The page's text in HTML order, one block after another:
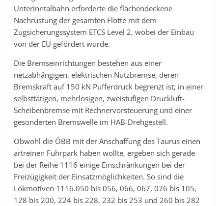
Unterinntalbahn erforderte die flächendeckene
Nachrüstung der gesamten Flotte mit dem
Zugsicherungssystem ETCS Level 2, wobei der Einbau
von der EU gefördert wurde.
Die Bremseinrichtungen bestehen aus einer
netzabhängigen, elektrischen Nutzbremse, deren
Bremskraft auf 150 kN Pufferdruck begrenzt ist; in einer
selbsttätigen, mehrlösigen, zweistufigen Druckluft-
Scheibenbremse mit Rechnervorsteuerung und einer
gesonderten Bremswelle im HAB-Drehgestell.
Obwohl die ÖBB mit der Anschaffung des Taurus einen
artreinen Fuhrpark haben wollte, ergeben sich gerade
bei der Reihe 1116 einige Einschränkungen bei der
Freizügigkeit der Einsatzmöglichkeiten. So sind die
Lokmotiven 1116.050 bis 056, 066, 067, 076 bis 105,
128 bis 200, 224 bis 228, 232 bis 253 und 260 bis 282